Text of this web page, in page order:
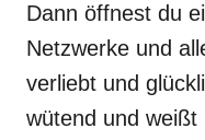
Dann öffnest du
Netzwerke und
verliebt und
wütend und